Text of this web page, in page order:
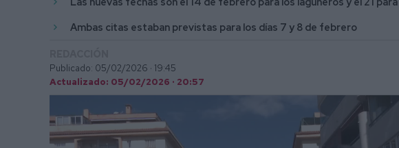
Ambas citas estaban previstas para los días 7 y 8 de febrero
Publicado: 05/02/2026 · 19:45
Actualizado: 05/02/2026 · 20:57